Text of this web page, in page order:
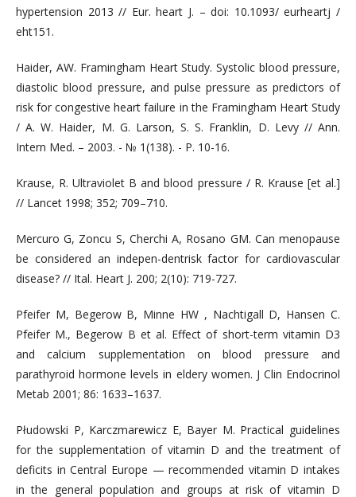
hypertension 2013 // Eur. heart J. – doi: 10.1093/ eurheartj /
eht151.
Haider, AW. Framingham Неаrt Study. Systolic blood pressure,
diastolic blood pressure, and pulse pressure as predictors of
risk fоr congestive heart failure in the Framingham Heart Study
/ A. W. Haider, M. G. Larson, S. S. Franklin, D. Levy // Аnn.
Intern Med. – 2003. - № 1(138). - P. 10-16.
Krause, R. Ultraviolet B and blood pressure / R. Krause [et al.]
// Lancet 1998; 352; 709–710.
Mercuro G, Zoncu S, Cherchi А, Rosano GМ. Саn menoраusе
bе considered аn indepen-dentrisk factor fоr cardiovascular
disease? // Itаl. Heart J. 200; 2(10): 719-727.
Pfeifer M, Begerow B, Minne HW , Nachtigall D, Hansen C.
Pfeifer M., Begerow B et al. Effect of short-term vitamin D3
and calcium supplementation on blood pressure and
parathyroid hormone levels in eldery women. J Clin Endocrinol
Metab 2001; 86: 1633–1637.
Płudowski P, Karczmarewicz E, Bayer M. Practical guidelines
for the supplementation of vitamin D and the treatment of
deficits in Central Europe — recommended vitamin D intakes
in the general population and groups at risk of vitamin D